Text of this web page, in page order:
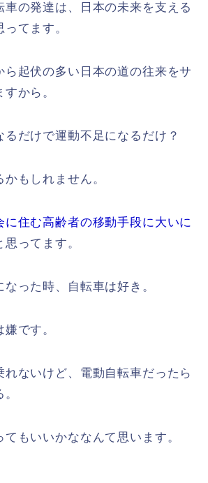
車の発達は、日本の未来を支える
てます。
ら起伏の多い日本の道の往来をサ
から。
るだけで運動不足になるだけ？
もしれません。
に住む高齢者の移動手段に大いに
ってます。
った時、自転車は好き。
です。
れないけど、電動自転車だったら
もいいかななんて思います。